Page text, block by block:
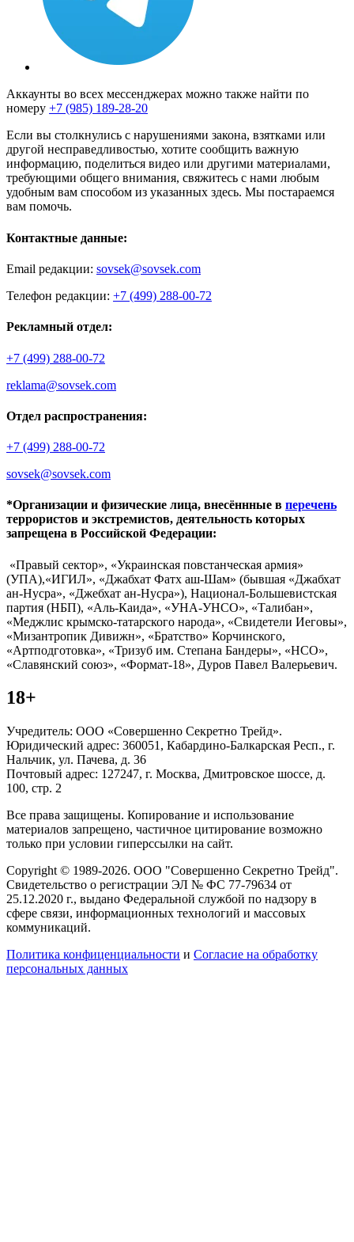
Аккаунты во всех мессенджерах можно также найти по
номеру +7 (985) 189-28-20
Если вы столкнулись с нарушениями закона, взятками или
другой несправедливостью, хотите сообщить важную
информацию, поделиться видео или другими материалами,
требующими общего внимания, свяжитесь с нами любым
удобным вам способом из указанных здесь. Мы постараемся
вам помочь.
Контактные данные:
Email редакции: sovsek@sovsek.com
Телефон редакции: +7 (499) 288-00-72
Рекламный отдел:
+7 (499) 288-00-72
reklama@sovsek.com
Отдел распространения:
+7 (499) 288-00-72
sovsek@sovsek.com
*Организации и физические лица, внесённные в перечень
террористов и экстремистов, деятельность которых
запрещена в Российской Федерации:
«Правый сектор», «Украинская повстанческая армия»
(УПА),«ИГИЛ», «Джабхат Фатх аш-Шам» (бывшая «Джабхат
ан-Нусра», «Джебхат ан-Нусра»), Национал-Большевистская
партия (НБП), «Аль-Каида», «УНА-УНСО», «Талибан»,
«Меджлис крымско-татарского народа», «Свидетели Иеговы»,
«Мизантропик Дивижн», «Братство» Корчинского,
«Артподготовка», «Тризуб им. Степана Бандеры», «НСО»,
«Славянский союз», «Формат-18», Дуров Павел Валерьевич.
18+
Учредитель: ООО «Совершенно Секретно Трейд».
Юридический адрес: 360051, Кабардино-Балкарская Респ., г.
Нальчик, ул. Пачева, д. 36
Почтовый адрес: 127247, г. Москва, Дмитровское шоссе, д.
100, стр. 2
Все права защищены. Копирование и использование
материалов запрещено, частичное цитирование возможно
только при условии гиперссылки на сайт.
Copyright © 1989-2026. ООО "Совершенно Секретно Трейд".
Свидетельство о регистрации ЭЛ № ФС 77-79634 от
25.12.2020 г., выдано Федеральной службой по надзору в
сфере связи, информационных технологий и массовых
коммуникаций.
Политика конфиценциальности и Согласие на обработку
персональных данных